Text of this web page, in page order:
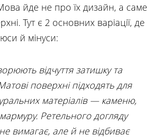
йде не про їх дизайн, а саме
Тут є 2 основних варіації, де
й мінуси:
відчуття затишку та
поверхні підходять для
матеріалів — каменю,
Ретельного догляду
вимагає, але й не відбиває